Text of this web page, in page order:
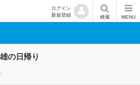
ログイン
新規登録
検索 MENU
の日帰り